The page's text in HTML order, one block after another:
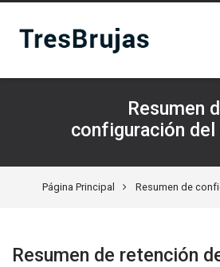
Resumen
configuración
Página Principal Resumen de
Resumen de retención